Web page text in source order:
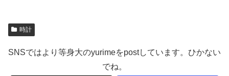
時計
SNSではより等身大のyurimeをpostしています。ひかない
でね。